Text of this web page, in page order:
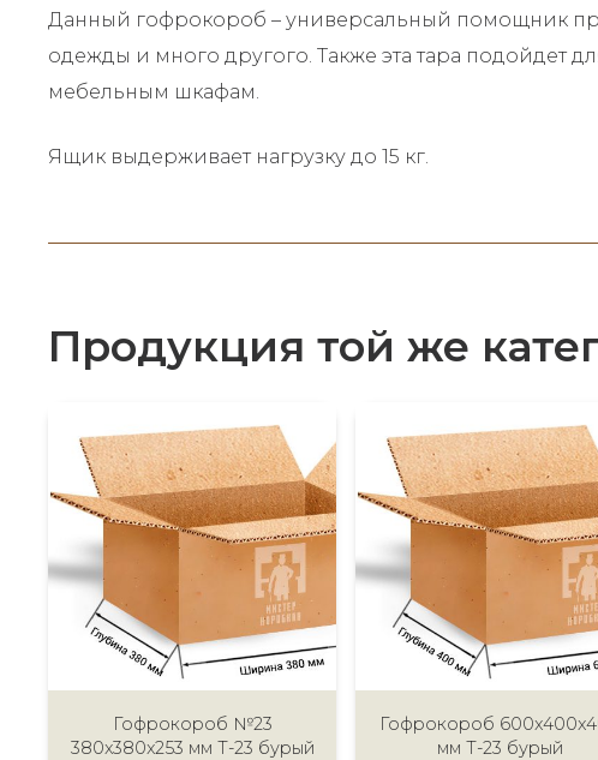
Данный гофрокороб – универсальный помощник
одежды и много другого. Также эта тара подойдет
мебельным шкафам.
Ящик выдерживает нагрузку до 15 кг.
Продукция той же
Гофрокороб №23
380x380x253 мм Т-23 бурый
Гофрокороб
мм Т-23 бурый